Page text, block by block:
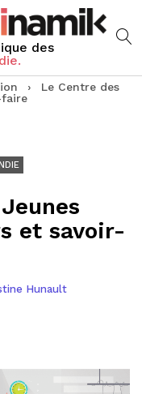
des
›
Le Centre des
faire
et savoir-
Hunault